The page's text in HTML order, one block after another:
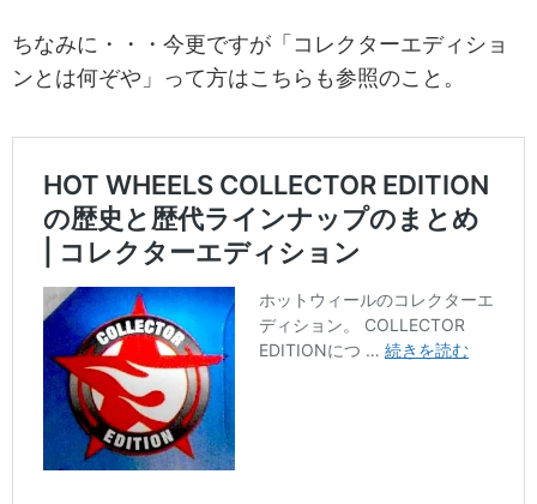
ちなみに・・・今更ですが「コレクターエディショ
ンとは何ぞや」って方はこちらも参照のこと。